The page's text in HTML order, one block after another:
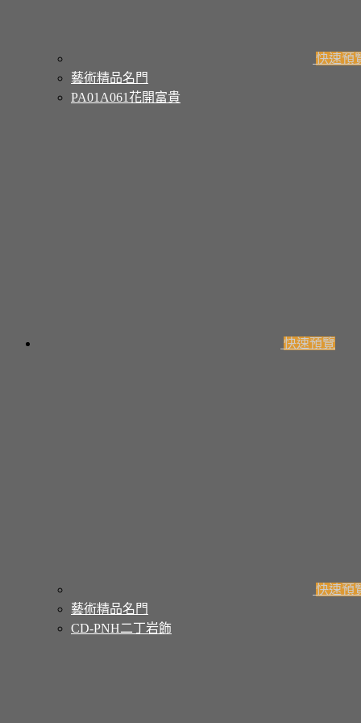
快速預
藝術精品名門
PA01A061花開富貴
快速預覽
快速預
藝術精品名門
CD-PNH二丁岩飾